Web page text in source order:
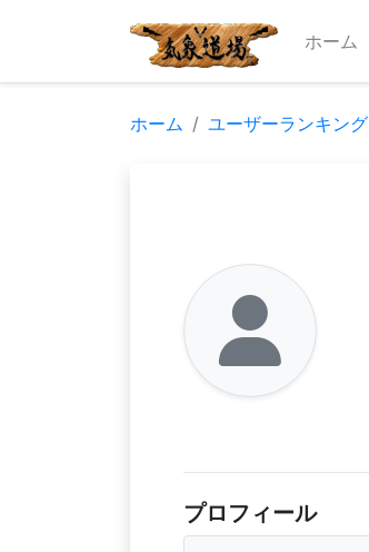
ホーム
ホーム ユーザーランキング
プロフィール